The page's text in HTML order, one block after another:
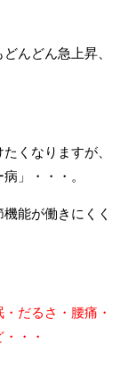
んどん急上昇、
くなりますが、
」・・・。
能が働きにくく
だるさ・腰痛・
・・